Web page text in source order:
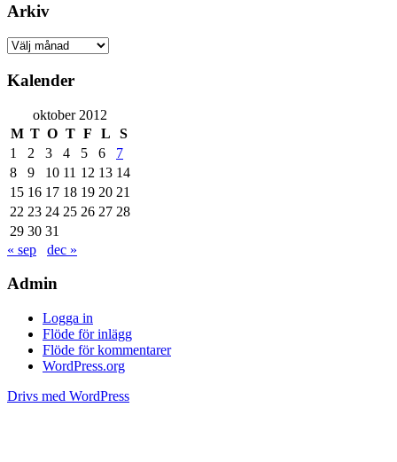
Arkiv
Arkiv
Kalender
oktober 2012
M T O T F L
S
1
2 3 4 5 6
7
8
9 10 11 12 13 14
15 16 17 18 19 20 21
22 23 24 25 26 27 28
29 30 31
« sep
dec »
Admin
Logga in
Flöde för inlägg
Flöde för kommentarer
WordPress.org
Drivs med WordPress